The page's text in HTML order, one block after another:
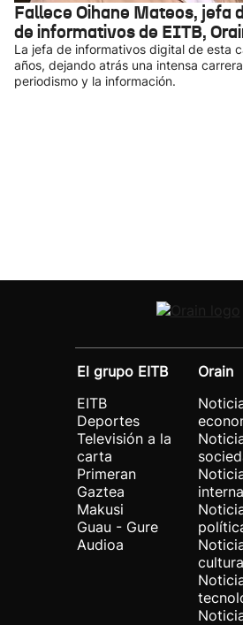
Fallece Oihane Mateos, jefa
de informativos de EITB,
La jefa de informativos digital de esta
años, dejando atrás una intensa
periodismo y la información.
El grupo EITB
EITB
Deportes
Televisión a la
carta
Primeran
Gaztea
Makusi
Guau - Gure
Audioa
Orain
cultura